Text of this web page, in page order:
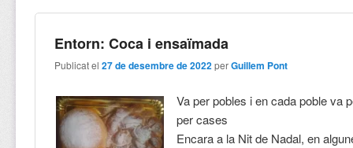
Entorn: Coca i ensaïmada
Publicat el27 de desembre de 2022 perGuillem Pont
Va per pobles i en cada poble va
per cases
Encara a la Nit de Nadal, en